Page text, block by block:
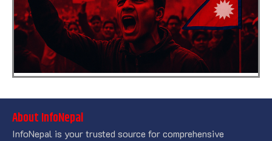
About InfoNepal
InfoNepal is your trusted source for comprehensive